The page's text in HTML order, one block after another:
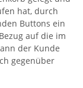
hat, durch
Buttons ein
auf die im
der Kunde
gegenüber